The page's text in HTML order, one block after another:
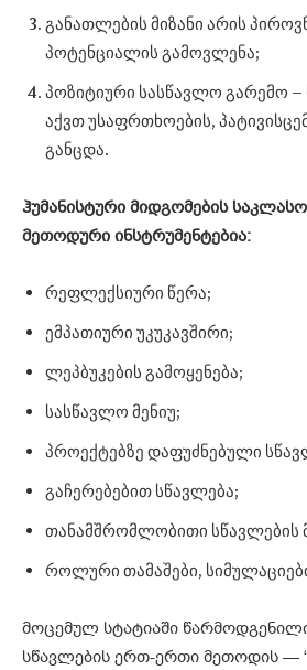
განათლების მიზანი არის
პოტენციალის გამოვლენა;
პოზიტიური სასწავლო გარემო –
აქვთ უსაფრთხოების,
განცდა.
ჰუმანისტური მიდგომების
მეთოდური ინსტრუმენტებია:
რეფლექსიური წერა;
ემპათიური უკუკავშირი;
ლეპბუკების გამოყენება;
სასწავლო მენიუ;
პროექტებზე დაფუძნებული
გაჩერებებით სწავლება;
თანამშრომლობითი სწავლების
როლური თამაშები,
მოცემულ სტატიაში
სწავლების ერთ-ერთი მეთოდის —